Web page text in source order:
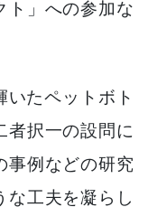
ト」への参加な
たペットボト
者択一の設問に
事例などの研究
な工夫を凝らし